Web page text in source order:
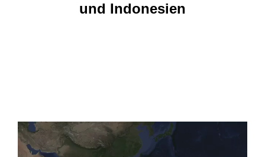
und Indonesien